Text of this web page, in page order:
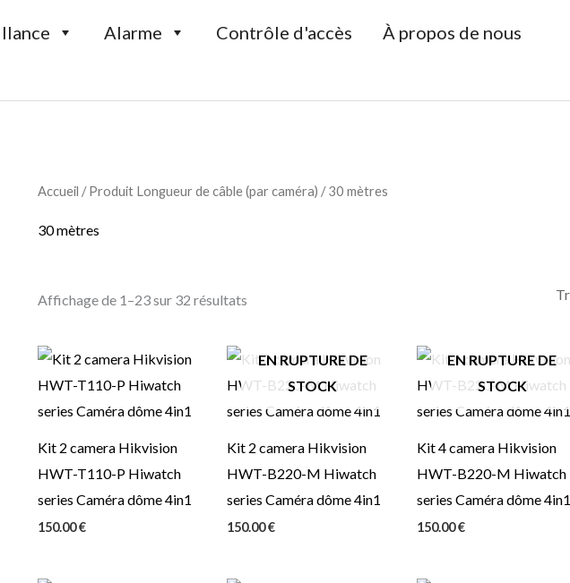
Alarme Contrôle d'accès
À propos de nous
Accueil / Produit Longueur de câble (par caméra) / 30 mètres
30 mètres
Affichage de 1–23 sur 32 résultats
prix
Kit 2 camera Hikvision
HWT-T110-P Hiwatch
series Caméra dôme 4in1
150.00€
EN RUPTURE DE
STOCK
Kit 2 camera Hikvision
HWT-B220-M Hiwatch
series Caméra dôme 4in1
150.00€
EN RUPTURE DE
STOCK
Kit 4 camera Hikvision
HWT-B220-M Hiwatch
series Caméra dôme 4in1
150.00€